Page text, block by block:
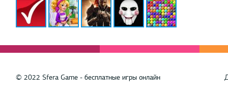
© 2022 Sfera Game - бесплатные игры онлайн